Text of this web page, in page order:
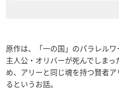
原作は、「一の国」のパラレルワ
主人公・オリバーが死んでしま
め、アリーと同じ魂を持つ賢者
るというお話。